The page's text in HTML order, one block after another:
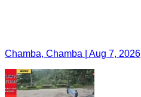
Chamba, Chamba | Aug 7, 2026